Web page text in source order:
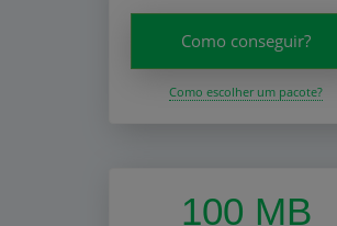
Como conseguir?
Como escolher um pacote?
100 MB